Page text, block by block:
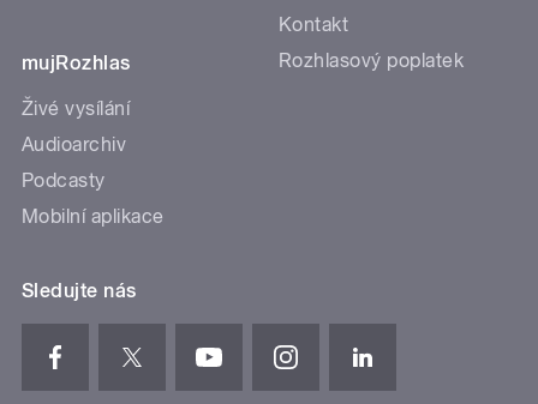
mujRozhlas
Živé vysílání
Audioarchiv
Podcasty
Mobilní aplikace
Kontakt
Rozhlasový poplatek
Sledujte nás